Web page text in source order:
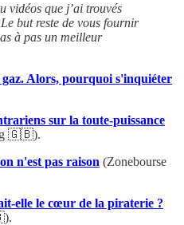
vidéos que j’ai trouvés
but reste de vous fournir
à pas un meilleur
Alors, pourquoi s'inquiéter
sur la toute-puissance
🇬🇧).
n'est pas raison (Zonebourse
elle le cœur de la piraterie ?